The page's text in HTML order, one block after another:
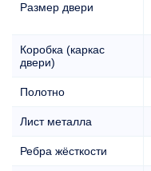
Размер двери
Коробка (каркас
двери)
Полотно
Лист металла
Ребра жёсткости